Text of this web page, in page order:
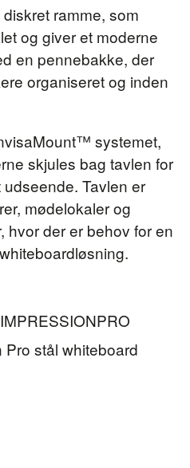
ramme, som
og giver et moderne
en pennebakke, der
organiseret og inden
systemet,
skjules bag tavlen for
Tavlen er
mødelokaler og
hvor der er behov for en
stål whiteboard